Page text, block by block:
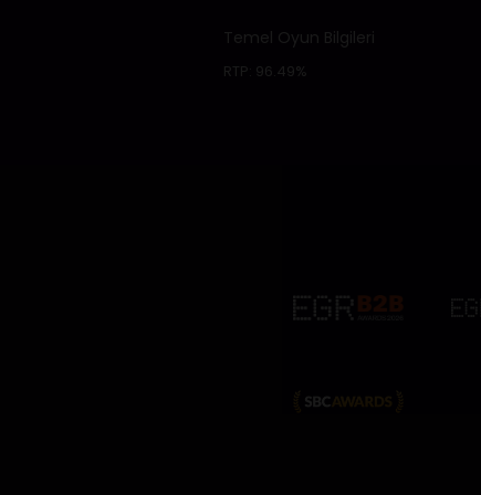
Temel Oyun Bilgileri
RTP: 96.49%